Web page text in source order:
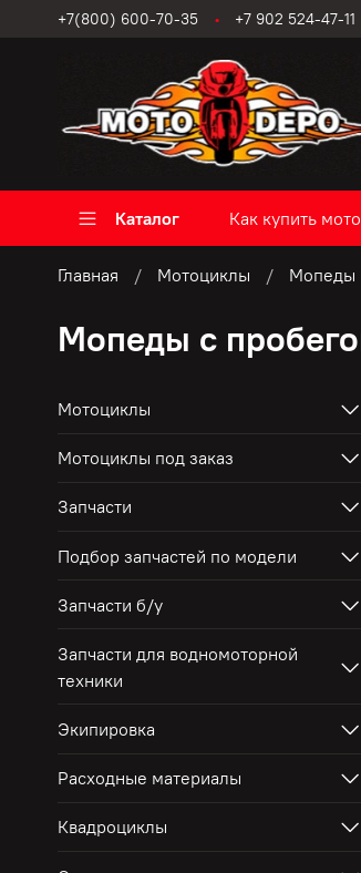
+7(800) 600-70-35 +7 902 524-47-11
Каталог Как купить
Главная Мотоциклы Мопеды
Мопеды с
Мотоциклы
Мотоциклы под заказ
Запчасти
Подбор запчастей по модели
Запчасти б/у
Запчасти для водномоторной
техники
Экипировка
Расходные материалы
Квадроциклы